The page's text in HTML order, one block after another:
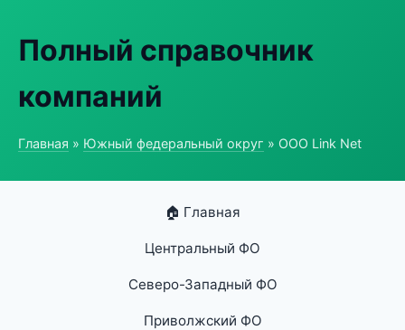
Полный справочник
компаний
Главная » Южный федеральный округ » ООО Link Net
🏠 Главная
Центральный ФО
Северо-Западный ФО
Приволжский ФО